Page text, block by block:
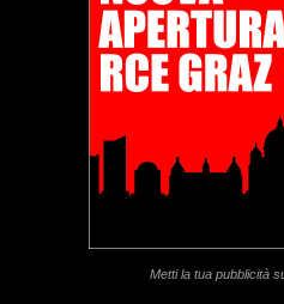
Metti la tua pubblicità